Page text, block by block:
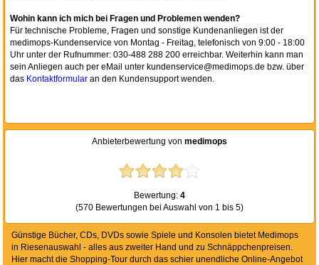
Wohin kann ich mich bei Fragen und Problemen wenden?
Für technische Probleme, Fragen und sonstige Kundenanliegen ist der
medimops-Kundenservice von Montag - Freitag, telefonisch von 9:00 - 18:00
Uhr unter der Rufnummer: 030-488 288 200 erreichbar. Weiterhin kann man
sein Anliegen auch per eMail unter kundenservice@medimops.de bzw. über
das Kontaktformular an den Kundensupport wenden.
Anbieterbewertung von medimops
Bewertung: 4
(570 Bewertungen bei Auswahl von 1 bis 5)
Günstige Bücher, CDs, DVDs sowie Spiele und Konsolen bietet Medimops
in Riesenauswahl - alles aus zweiter Hand und zu Schnäppchenpreisen.
Hier macht die Shopping-Tour durch das schier unendliche Online-Angebot